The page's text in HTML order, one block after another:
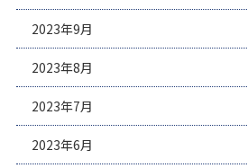
2023年9月
2023年8月
2023年7月
2023年6月